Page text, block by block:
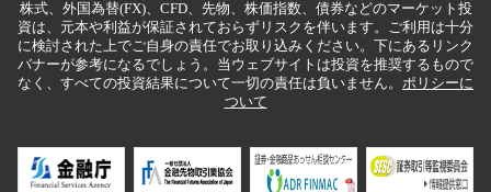
株式、外国為替(FX)、CFD、先物、株価指数、債券などのマーケット投
資は、元本や利益が保証されておらずリスクを伴います。ご利用は十分
に検討された上でご自身の責任でお取り込みください。下にあるリンク
バナーが参考になるでしょう。当ウェブサイトは投資を推奨するもので
なく、すべての投資結果について一切の責任は負いません。 ポリシーに
ついて